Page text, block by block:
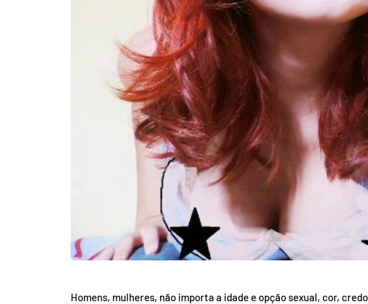
Homens, mulheres, não importa a idade e opção sexual, cor,